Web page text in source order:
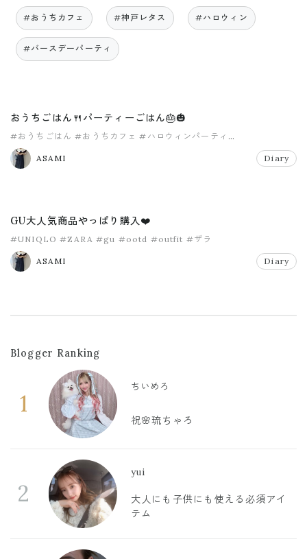
#おうちカフェ #神戸レタス #ハロウィン
#バースデーパーティ
おうちごはん🍴パーティーごはん🎂🎃
#おうちごはん #おうちカフェ #ハロウィンパーティ
#バースデーパーティ
ASAMI
Diary
GU大人気商品やっぱり購入❤️
#UNIQLO #ZARA #gu #ootd #outfit #ザラ
ASAMI Diary
Blogger Ranking
1
ちいめろ
祝🌸琉ちゃろ
2
yui
大人にも子供にも使える必須アイ
テム